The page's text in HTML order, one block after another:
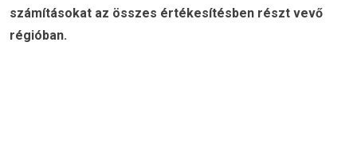
számításokat az összes értékesítésben részt vevő
régióban.